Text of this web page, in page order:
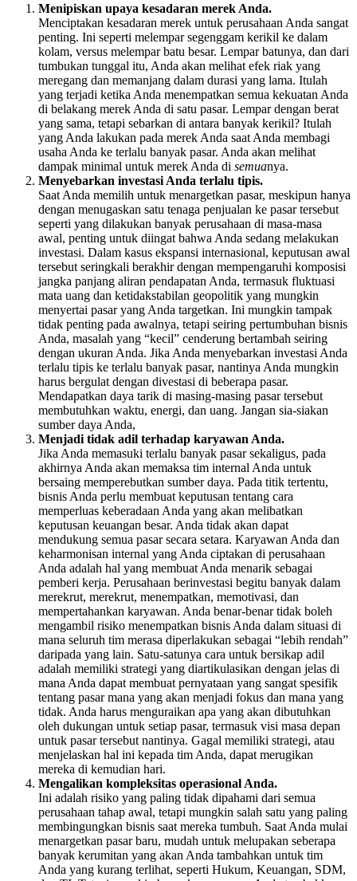
Menipiskan upaya kesadaran merek Anda.
Menciptakan kesadaran merek untuk perusahaan Anda sangat
penting. Ini seperti melempar segenggam kerikil ke dalam
kolam, versus melempar batu besar. Lempar batunya, dan dari
tumbukan tunggal itu, Anda akan melihat efek riak yang
meregang dan memanjang dalam durasi yang lama. Itulah
yang terjadi ketika Anda menempatkan semua kekuatan Anda
di belakang merek Anda di satu pasar. Lempar dengan berat
yang sama, tetapi sebarkan di antara banyak kerikil? Itulah
yang Anda lakukan pada merek Anda saat Anda membagi
usaha Anda ke terlalu banyak pasar. Anda akan melihat
dampak minimal untuk merek Anda di semuanya.
Menyebarkan investasi Anda terlalu tipis.
Saat Anda memilih untuk menargetkan pasar, meskipun hanya
dengan menugaskan satu tenaga penjualan ke pasar tersebut
seperti yang dilakukan banyak perusahaan di masa-masa
awal, penting untuk diingat bahwa Anda sedang melakukan
investasi. Dalam kasus ekspansi internasional, keputusan awal
tersebut seringkali berakhir dengan mempengaruhi komposisi
jangka panjang aliran pendapatan Anda, termasuk fluktuasi
mata uang dan ketidakstabilan geopolitik yang mungkin
menyertai pasar yang Anda targetkan. Ini mungkin tampak
tidak penting pada awalnya, tetapi seiring pertumbuhan bisnis
Anda, masalah yang “kecil” cenderung bertambah seiring
dengan ukuran Anda. Jika Anda menyebarkan investasi Anda
terlalu tipis ke terlalu banyak pasar, nantinya Anda mungkin
harus bergulat dengan divestasi di beberapa pasar.
Mendapatkan daya tarik di masing-masing pasar tersebut
membutuhkan waktu, energi, dan uang. Jangan sia-siakan
sumber daya Anda,
Menjadi tidak adil terhadap karyawan Anda.
Jika Anda memasuki terlalu banyak pasar sekaligus, pada
akhirnya Anda akan memaksa tim internal Anda untuk
bersaing memperebutkan sumber daya. Pada titik tertentu,
bisnis Anda perlu membuat keputusan tentang cara
memperluas keberadaan Anda yang akan melibatkan
keputusan keuangan besar. Anda tidak akan dapat
mendukung semua pasar secara setara. Karyawan Anda dan
keharmonisan internal yang Anda ciptakan di perusahaan
Anda adalah hal yang membuat Anda menarik sebagai
pemberi kerja. Perusahaan berinvestasi begitu banyak dalam
merekrut, merekrut, menempatkan, memotivasi, dan
mempertahankan karyawan. Anda benar-benar tidak boleh
mengambil risiko menempatkan bisnis Anda dalam situasi di
mana seluruh tim merasa diperlakukan sebagai “lebih rendah”
daripada yang lain. Satu-satunya cara untuk bersikap adil
adalah memiliki strategi yang diartikulasikan dengan jelas di
mana Anda dapat membuat pernyataan yang sangat spesifik
tentang pasar mana yang akan menjadi fokus dan mana yang
tidak. Anda harus menguraikan apa yang akan dibutuhkan
oleh dukungan untuk setiap pasar, termasuk visi masa depan
untuk pasar tersebut nantinya. Gagal memiliki strategi, atau
menjelaskan hal ini kepada tim Anda, dapat merugikan
mereka di kemudian hari.
Mengalikan kompleksitas operasional Anda.
Ini adalah risiko yang paling tidak dipahami dari semua
perusahaan tahap awal, tetapi mungkin salah satu yang paling
membingungkan bisnis saat mereka tumbuh. Saat Anda mulai
menargetkan pasar baru, mudah untuk melupakan seberapa
banyak kerumitan yang akan Anda tambahkan untuk tim
Anda yang kurang terlihat, seperti Hukum, Keuangan, SDM,